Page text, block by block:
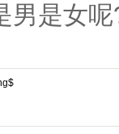
男是女呢